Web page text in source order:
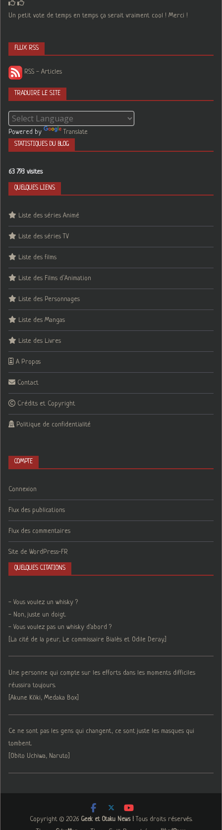
Un petit vote de temps en temps ça serait vraiment cool ! Merci !
FLUX RSS
RSS - Articles
TRADUIRE LE SITE
Powered by Translate
STATISTIQUES DU BLOG
63 793 visites
QUELQUES LIENS
Liste des séries Animé
Liste des séries TV
Liste des films
Liste des Films d’Animation
Liste des Personnages
Liste des Mangas
Liste des Livres
A Propos
Contact
Crédits et Copyright
Politique de confidentialité
COMPTE
Connexion
Flux des publications
Flux des commentaires
Site de WordPress-FR
QUELQUES CITATIONS
- Vous voulez un whisky ?
- Non, juste un doigt.
- Vous voulez pas un whisky d'abord ?
[La cité de la peur, Le commissaire Bialès et Odile Deray.]
Une personne qui compte sur les efforts dans les moments difficiles
réussira toujours.
[Akune Kōki, Medaka Box]
Ce ne sont pas les gens qui changent, ce sont juste les masques qui
tombent.
[Obito Uchiwa, Naruto]
Copyright © 2026 Geek et Otaku News !. Tous droits réservés.